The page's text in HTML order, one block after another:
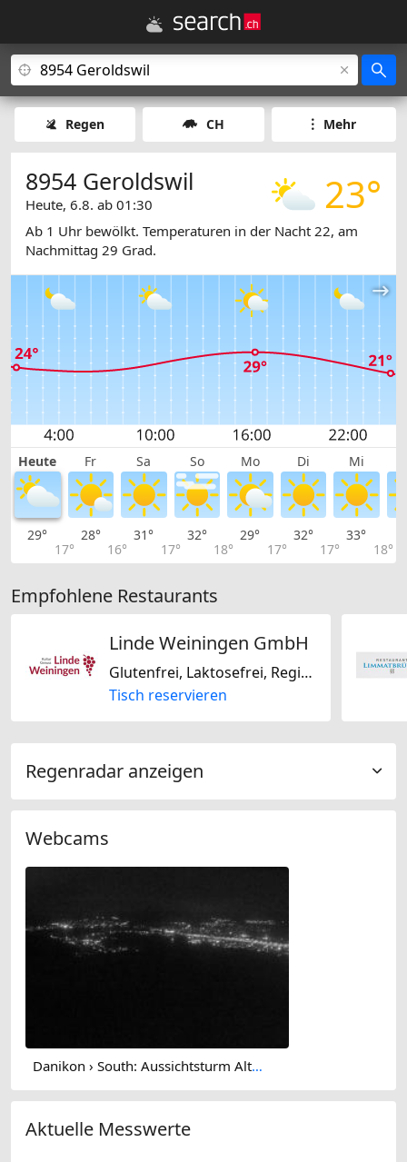
Regen CH Mehr
23°
8954 Geroldswil
Heute, 6.8. ab 01:30
Ab 1 Uhr bewölkt. Temperaturen in der Nacht 22, am
Nachmittag 29 Grad.
Heute Fr Sa So Mo Di Mi
29°
17°
28°
16°
31°
17°
32°
18°
29°
17°
32°
17°
33°
18°
Empfohlene Restaurants
Linde Weiningen GmbH
Glutenfrei, Laktosefrei, Regional
Tisch reservieren
Regenradar anzeigen
Webcams
Danikon › South: Aussichtsturm Altberg - Geroldswil
Aktuelle Messwerte